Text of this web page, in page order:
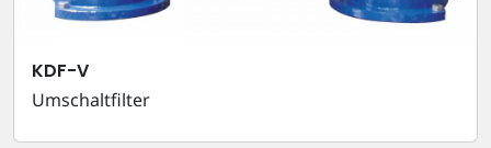
KDF-V
Umschaltfilter